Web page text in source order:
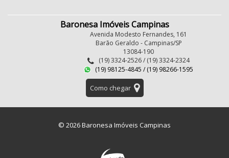
Baronesa Imóveis Campinas
Avenida Modesto Fernandes, 161
Barão Geraldo - Campinas/SP
13084-190
(19) 3324-2526 / (19) 3324-2324
(19) 98125-4845 / (19) 98266-1595
Como chegar
© 2026 Baronesa Imóveis Campinas